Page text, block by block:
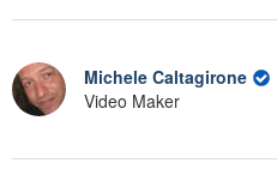
Michele Caltagirone
Video Maker